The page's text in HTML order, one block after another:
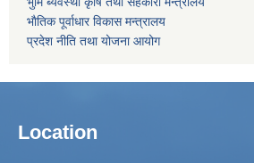
भाैतिक पूर्वाधार विकास मन्त्रालय
प्रदेश नीति तथा योजना आयोग
Location